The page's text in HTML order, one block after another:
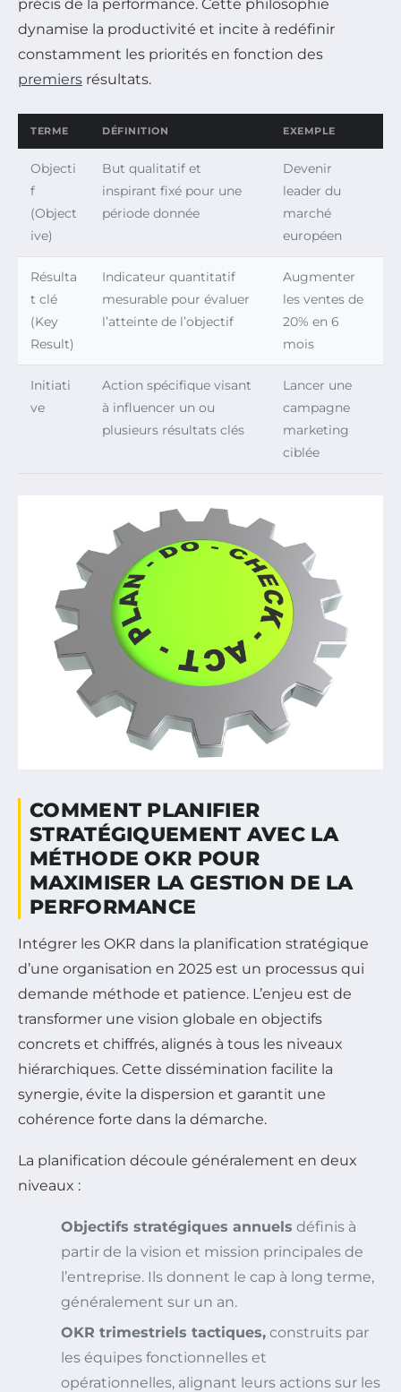
précis de la performance. Cette philosophie
dynamise la productivité et incite à redéfinir
constamment les priorités en fonction des
premiers résultats.
TERME DÉFINITION EXEMPLE
Objecti
f
(Object
ive)
But qualitatif et
inspirant fixé pour une
période donnée
Devenir
leader du
marché
européen
Résulta
t clé
(Key
Result)
Indicateur quantitatif
mesurable pour évaluer
l’atteinte de l’objectif
Augmenter
les ventes de
20% en 6
mois
Initiati
ve
Action spécifique visant
à influencer un ou
plusieurs résultats clés
Lancer une
campagne
marketing
ciblée
COMMENT PLANIFIER
STRATÉGIQUEMENT AVEC LA
MÉTHODE OKR POUR
MAXIMISER LA GESTION DE LA
PERFORMANCE
Intégrer les OKR dans la planification stratégique
d’une organisation en 2025 est un processus qui
demande méthode et patience. L’enjeu est de
transformer une vision globale en objectifs
concrets et chiffrés, alignés à tous les niveaux
hiérarchiques. Cette dissémination facilite la
synergie, évite la dispersion et garantit une
cohérence forte dans la démarche.
La planification découle généralement en deux
niveaux :
Objectifs stratégiques annuels définis à
partir de la vision et mission principales de
l’entreprise. Ils donnent le cap à long terme,
généralement sur un an.
OKR trimestriels tactiques, construits par
les équipes fonctionnelles et
opérationnelles, alignant leurs actions sur les